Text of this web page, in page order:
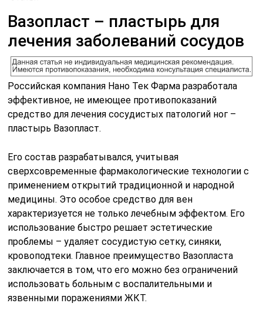
Вазопласт – пластырь для
лечения заболеваний сосудов
Российская компания Нано Тек Фарма разработала
эффективное, не имеющее противопоказаний
средство для лечения сосудистых патологий ног –
пластырь Вазопласт.
Его состав разрабатывался, учитывая
сверхсовременные фармакологические технологии с
применением открытий традиционной и народной
медицины. Это особое средство для вен
характеризуется не только лечебным эффектом. Его
использование быстро решает эстетические
проблемы – удаляет сосудистую сетку, синяки,
кровоподтеки. Главное преимущество Вазопласта
заключается в том, что его можно без ограничений
использовать больным с воспалительными и
язвенными поражениями ЖКТ.